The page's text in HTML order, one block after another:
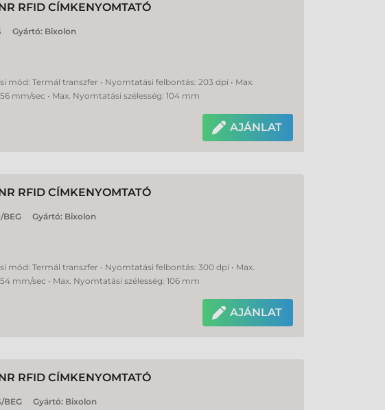
RFID CÍMKENYOMTATÓ
Gyártó: Bixolon
mód: Termál transzfer • Nyomtatási felbontás: 203 dpi • Max.
mm/sec • Max. Nyomtatási szélesség: 104 mm
AJÁNLAT
RFID CÍMKENYOMTATÓ
BEG Gyártó: Bixolon
mód: Termál transzfer • Nyomtatási felbontás: 300 dpi • Max.
mm/sec • Max. Nyomtatási szélesség: 106 mm
AJÁNLAT
RFID CÍMKENYOMTATÓ
BEG Gyártó: Bixolon